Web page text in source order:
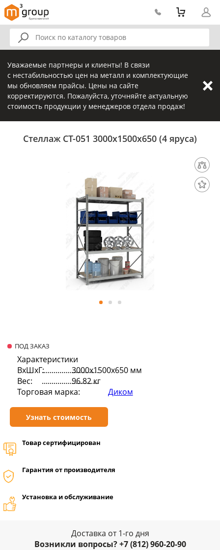
Уважаемые партнеры и клиенты! В связи
с нестабильностью цен на металл и комплектующие
мы обновляем прайсы. Цены на сайте
корректируются. Пожалуйста, уточняйте актуальную
стоимость продукции у менеджеров отдела продаж!
Стеллаж СТ-051 3000х1500х650 (4 яруса)
ПОД ЗАКАЗ
Характеристики
ВхШхГ:
3000х1500х650 мм
Вес:
96.82 кг
Торговая марка:
Диком
Узнать стоимость
Товар сертифицирован
Гарантия от производителя
Установка и обслуживание
Доставка от 1-го дня
Возникли вопросы? +7 (812) 960-20-90